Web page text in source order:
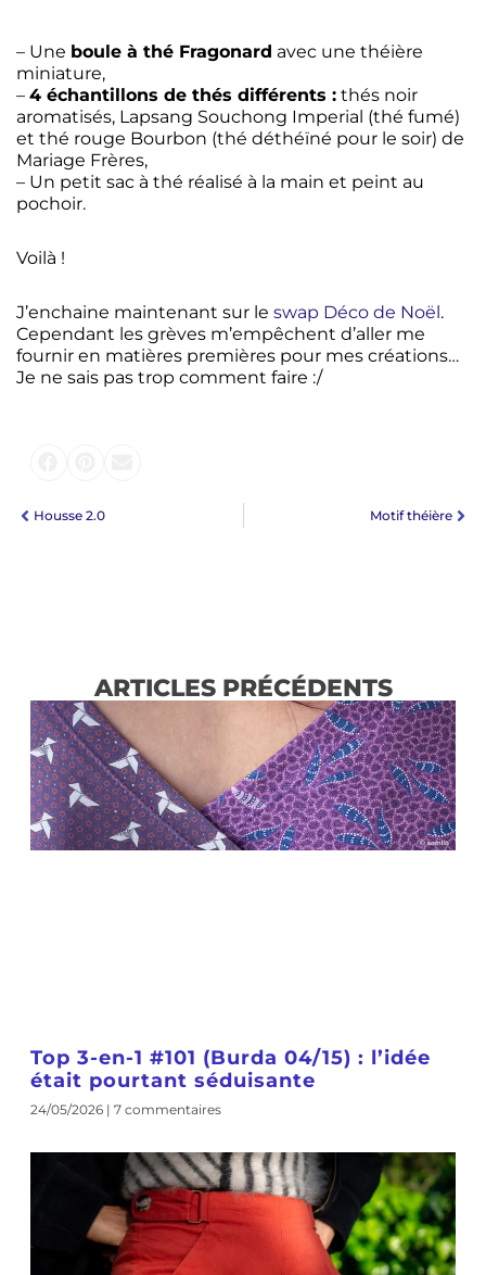
– Une boule à thé Fragonard avec une théière
miniature,
– 4 échantillons de thés différents : thés noir
aromatisés, Lapsang Souchong Imperial (thé fumé)
et thé rouge Bourbon (thé déthéïné pour le soir) de
Mariage Frères,
– Un petit sac à thé réalisé à la main et peint au
pochoir.
Voilà !
J’enchaine maintenant sur le swap Déco de Noël.
Cependant les grèves m’empêchent d’aller me
fournir en matières premières pour mes créations…
Je ne sais pas trop comment faire :/
Housse 2.0 Motif théière
ARTICLES PRÉCÉDENTS
Top 3-en-1 #101 (Burda 04/15) : l’idée
était pourtant séduisante
24/05/2026 7 commentaires